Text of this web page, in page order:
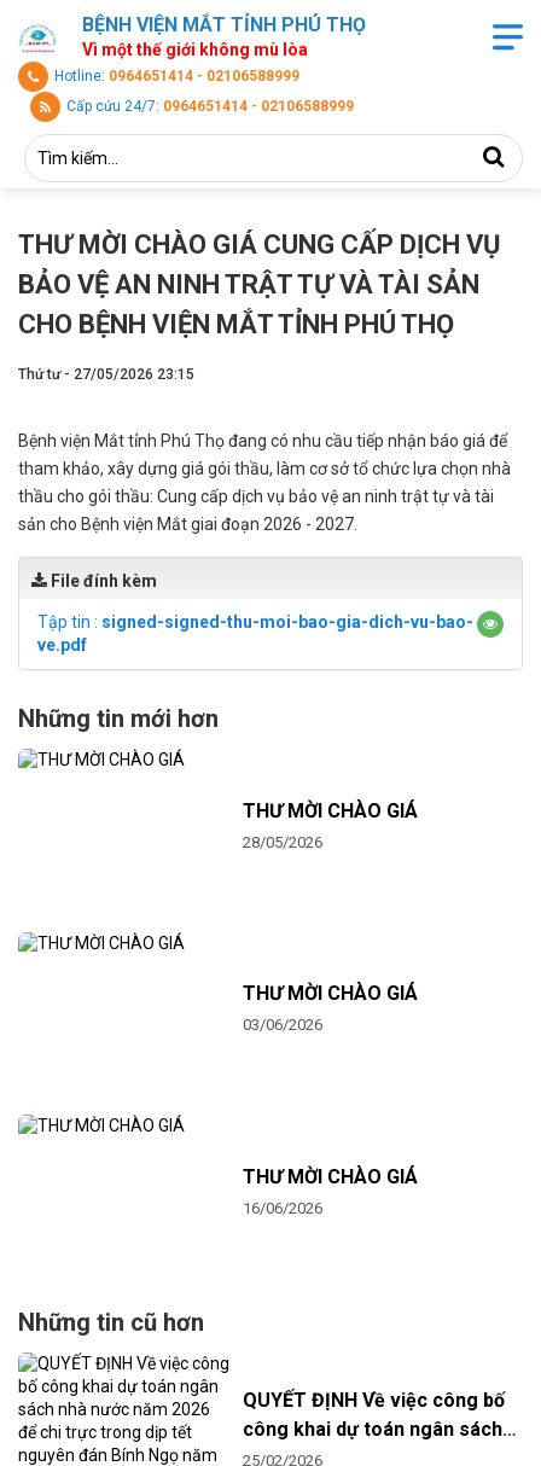
BỆNH VIỆN MẮT TỈNH PHÚ THỌ
Vì một thế giới không mù lòa
Hotline: 0964651414 - 02106588999
Cấp cứu 24/7: 0964651414 - 02106588999
THƯ MỜI CHÀO GIÁ CUNG CẤP DỊCH VỤ
BẢO VỆ AN NINH TRẬT TỰ VÀ TÀI SẢN
CHO BỆNH VIỆN MẮT TỈNH PHÚ THỌ
Thứ tư - 27/05/2026 23:15
Bệnh viện Mắt tỉnh Phú Thọ đang có nhu cầu tiếp nhận báo giá để
tham khảo, xây dựng giá gói thầu, làm cơ sở tổ chức lựa chọn nhà
thầu cho gói thầu: Cung cấp dịch vụ bảo vệ an ninh trật tự và tài
sản cho Bệnh viện Mắt giai đoạn 2026 - 2027.
File đính kèm
Tập tin : signed-signed-thu-moi-bao-gia-dich-vu-bao-
ve.pdf
Những tin mới hơn
THƯ MỜI CHÀO GIÁ
28/05/2026
THƯ MỜI CHÀO GIÁ
03/06/2026
THƯ MỜI CHÀO GIÁ
16/06/2026
Những tin cũ hơn
QUYẾT ĐỊNH Về việc công bố
công khai dự toán ngân sách
nhà nước năm 2026 để chi trực
25/02/2026